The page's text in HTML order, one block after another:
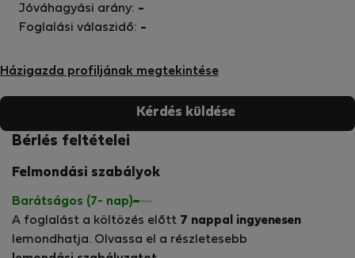
Házigazda profiljának megtekintése
Jóváhagyási arány: -
Foglalási válaszidő: -
Kérdés küldése
Bérlés feltételei
Felmondási szabályok
Barátságos (7- nap)
A foglalást a költözés előtt 7 nappal ingyenesen
lemondhatja. Olvassa el a részletesebb